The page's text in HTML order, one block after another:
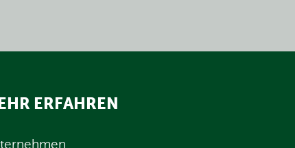
ERFAHREN